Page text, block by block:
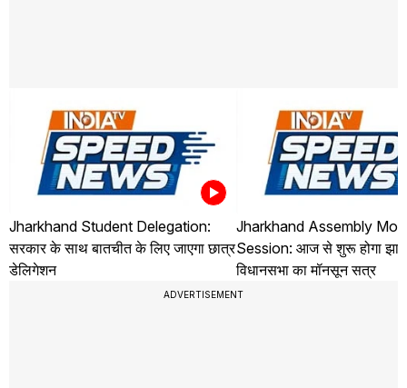
Jharkhand Student Delegation:
सरकार के साथ बातचीत के लिए जाएगा छात्र
डेलिगेशन
Jharkhand Assembly
Session: आज से शुरू होगा
विधानसभा का मॉनसून सत्र
ADVERTISEMENT